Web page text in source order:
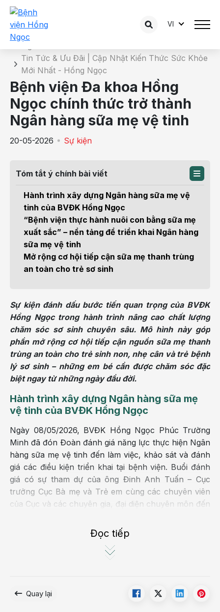
VI
Chi tiết tin tức
Tin Tức & Ưu Đãi | Cập Nhật Kiến Thức Sức Khỏe
Mới Nhất - Hồng Ngọc
Bệnh viện Đa khoa Hồng
Ngọc chính thức trở thành
Ngân hàng sữa mẹ vệ tinh
20-05-2026 Sự kiện
Tóm tắt ý chính bài viết
Hành trình xây dựng Ngân hàng sữa mẹ vệ
tinh của BVĐK Hồng Ngọc
“Bệnh viện thực hành nuôi con bằng sữa mẹ
xuất sắc” – nền tảng để triển khai Ngân hàng
sữa mẹ vệ tinh
Mở rộng cơ hội tiếp cận sữa mẹ thanh trùng
an toàn cho trẻ sơ sinh
Sự kiện đánh dấu bước tiến quan trọng của BVĐK
Hồng Ngọc trong hành trình nâng cao chất lượng
chăm sóc sơ sinh chuyên sâu. Mô hình này góp
phần mở rộng cơ hội tiếp cận nguồn sữa mẹ thanh
trùng an toàn cho trẻ sinh non, nhẹ cân và trẻ bệnh
lý sơ sinh – những em bé cần được chăm sóc đặc
biệt ngay từ những ngày đầu đời.
Hành trình xây dựng Ngân hàng sữa mẹ
vệ tinh của BVĐK Hồng Ngọc
Ngày 08/05/2026, BVĐK Hồng Ngọc Phúc Trường
Minh đã đón Đoàn đánh giá năng lực thực hiện Ngân
hàng sữa mẹ vệ tinh đến làm việc, khảo sát và đánh
giá các điều kiện triển khai tại bệnh viện. Buổi đánh
giá có sự tham dự của ông Đinh Anh Tuấn – Cục
trưởng Cục Bà mẹ và Trẻ em cùng các chuyên viên
của Cục và các chuyên gia, đại diện chuyên môn đến
Trung ương, CDC Hà Nội và Tổ chức Alive & Thrive.
Đọc tiếp
Quay lại